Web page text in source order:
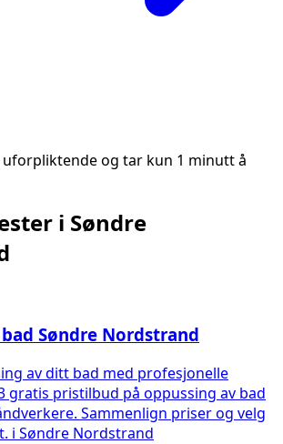
og tar kun 1 minutt å
i Søndre
Søndre Nordstrand
av ditt bad med profesjonelle
gratis pristilbud på oppussing av bad
Sammenlign priser og velg
i Søndre Nordstrand